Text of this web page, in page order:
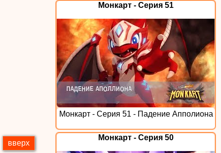
Монкарт - Серия 51
Монкарт - Серия 51 - Падение Апполиона
Монкарт - Серия 50
вверх